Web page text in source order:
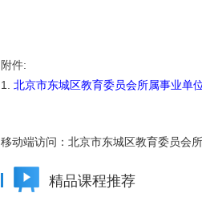
附件:
1. 北京市东城区教育委员会所属事业单
移动端访问： 北京市东城区教育委员会
精品课程推荐